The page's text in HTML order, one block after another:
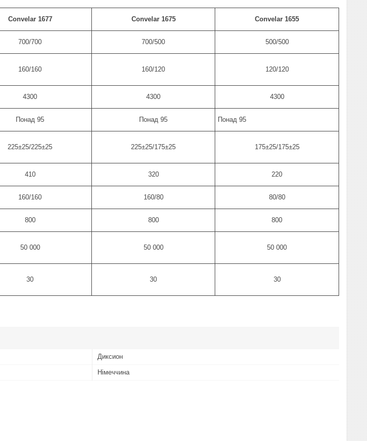
Convelar 1677 Convelar 1675 Convelar 1655
700/700 700/500 500/500
160/160 160/120 120/120
4300 4300 4300
Понад 95 Понад 95 Понад 95
225±25/225±25 225±25/175±25 175±25/175±25
410 320 220
160/160 160/80 80/80
800 800 800
50 000 50 000 50 000
30 30 30
Диксион
Німеччина